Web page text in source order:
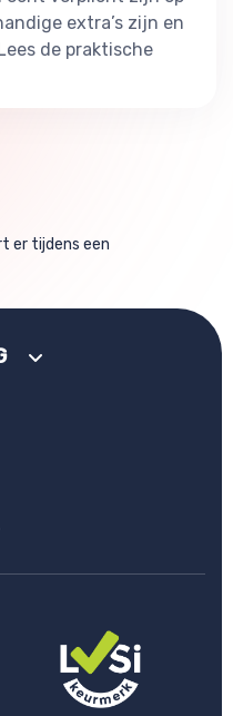
extra’s zijn en
de praktische
er tijdens een